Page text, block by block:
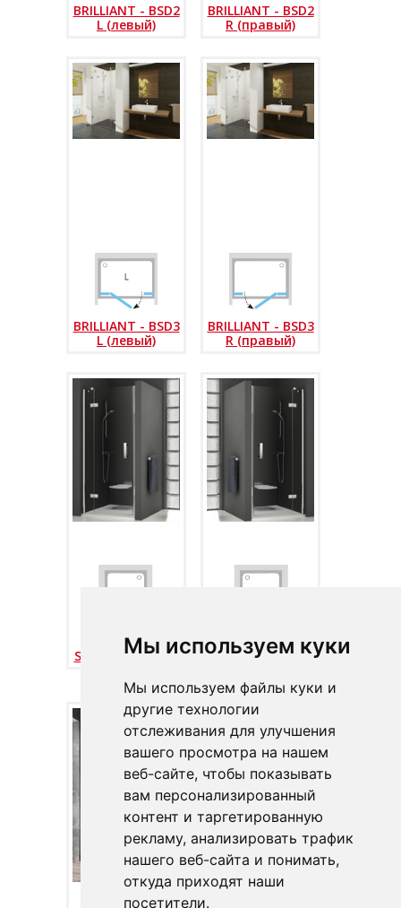
Мы используем куки
Мы используем файлы куки и
другие технологии
отслеживания для улучшения
вашего просмотра на нашем
веб-сайте, чтобы показывать
вам персонализированный
контент и таргетированную
рекламу, анализировать трафик
нашего веб-сайта и понимать,
откуда приходят наши
посетители.
BRILLIANT - BSD2
L (левый)
BRILLIANT - BSD2
R (правый)
BRILLIANT - BSD3
L (левый)
BRILLIANT - BSD3
R (правый)
SMARTLINE -
SMSD2 L (левый)
SMARTLINE -
SMSD2 R